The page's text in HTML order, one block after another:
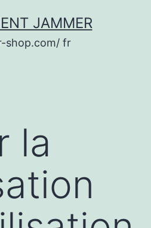
JAMMER
shop.com/ fr
la